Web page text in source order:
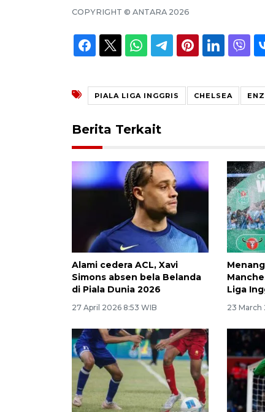
COPYRIGHT © ANTARA 2026
PIALA LIGA INGGRIS CHELSEA
Berita Terkait
Alami cedera ACL, Xavi
Simons absen bela Belanda
di Piala Dunia 2026
27 April 2026 8:53 WIB
Liga
23 March